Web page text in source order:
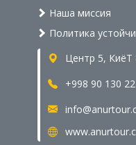
Наша миссия
Политика
Центр 5, КиёТ
+998 90 130